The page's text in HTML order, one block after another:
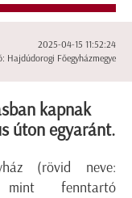
2025-04-15 11:52:24
Hajdúdorogi Főegyházmegye
kapnak
úton egyaránt.
(rövid neve:
mint fenntartó